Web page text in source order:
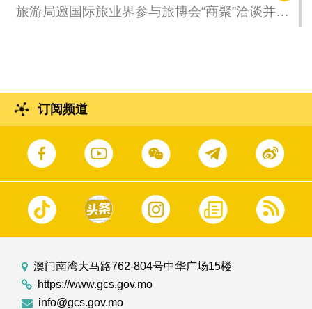
旅游局邀国际旅业界参与旅博会“商聚”洽谈并考
订阅频道
澳门南湾大马路762-804号中华广场15楼
https://www.gcs.gov.mo
info@gcs.gov.mo